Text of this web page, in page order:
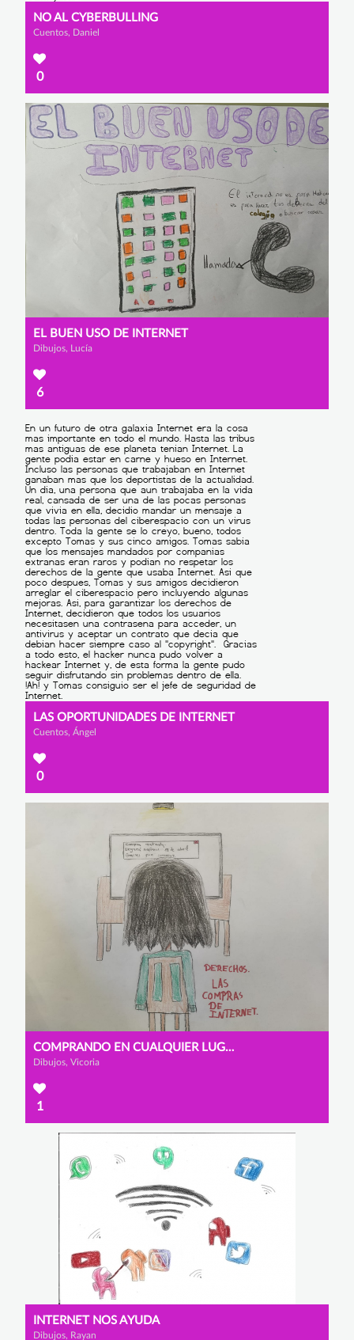
NO AL CYBERBULLING
Cuentos, Daniel
0
EL BUEN USO DE INTERNET
Dibujos, Lucía
6
LAS OPORTUNIDADES DE INTERNET
Cuentos, Ángel
0
COMPRANDO EN CUALQUIER LUGAR DEL MUNDO
Dibujos, Vicoria
1
INTERNET NOS AYUDA
Dibujos, Rayan